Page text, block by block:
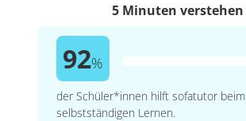
5 Minuten verstehen
92%
der Schüler*innen hilft sofatutor beim
selbstständigen Lernen.